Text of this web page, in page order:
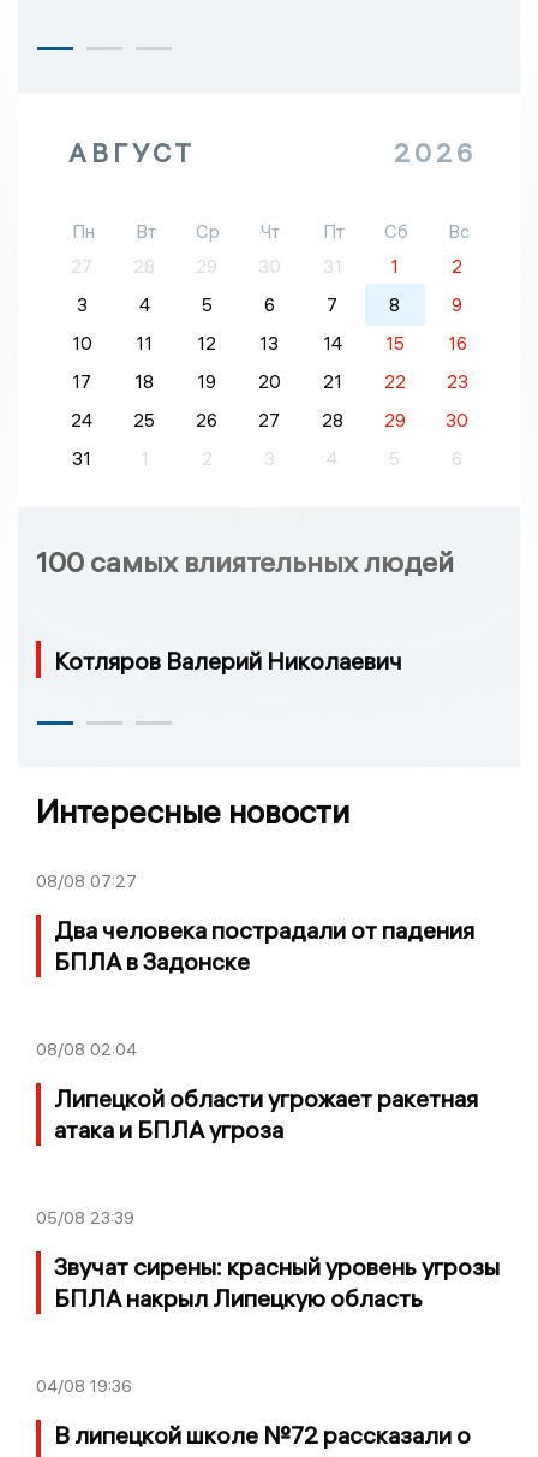
АВГУСТ 2026
Пн Вт Ср Чт Пт Сб
Вс
27
28 29 30 31 1
2
3
4 5 6 7 8
9
10
11 12 13 14 15
16
17
18 19 20 21 22
23
24
25 26 27 28 29
30
31
1 2 3 4 5 6
100 самых влиятельных людей
Котляров Валерий Николаевич
Интересные новости
08/08 07:27
Два человека пострадали от падения
БПЛА в Задонске
08/08 02:04
Липецкой области угрожает ракетная
атака и БПЛА угроза
05/08 23:39
Звучат сирены: красный уровень угрозы
БПЛА накрыл Липецкую область
04/08 19:36
В липецкой школе №72 рассказали о